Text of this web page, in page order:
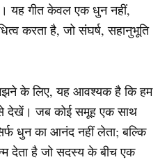
यह गीत केवल एक धुन नहीं,
करता है, जो संघर्ष, सहानुभूति
के लिए, यह आवश्यक है कि हम
देखें। जब कोई समूह एक साथ
धुन का आनंद नहीं लेता; बल्कि
देता है जो सदस्य के बीच एक